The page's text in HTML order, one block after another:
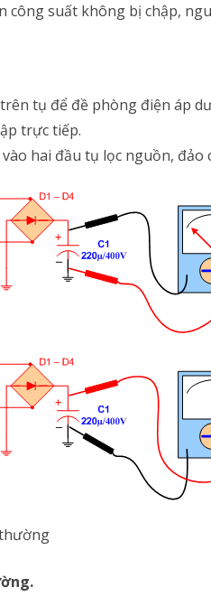
công suất không bị chập,
tụ để đề phòng điện áp
trực tiếp.
hai đầu tụ lọc nguồn, đảo